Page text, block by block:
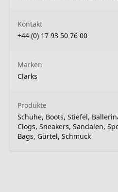
Kontakt
+44 (0) 17 93 50 76 00
Marken
Clarks
Produkte
Schuhe, Boots, Stiefel,
Clogs, Sneakers, Sandalen,
Bags, Gürtel, Schmuck